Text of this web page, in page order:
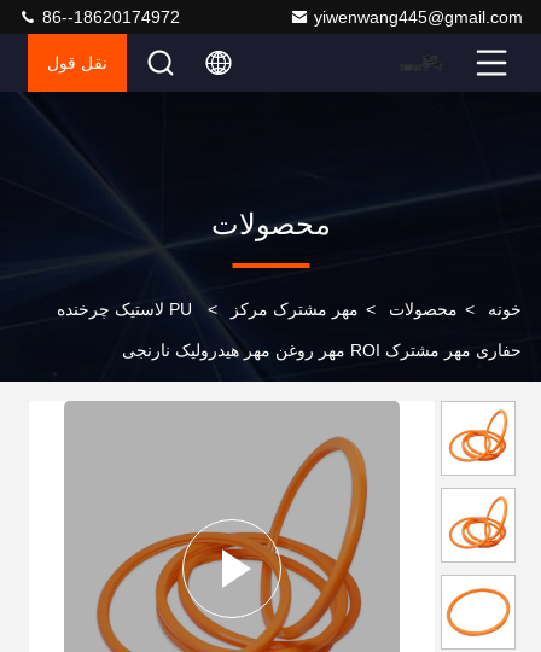
yiwenwang445@gmail.com
86--18620174972
نقل قول
محصولات
خونه > محصولات > مهر مشترک مرکز > PU لاستیک چرخنده
حفاری مهر مشترک ROI مهر روغن مهر هیدرولیک نارنجی